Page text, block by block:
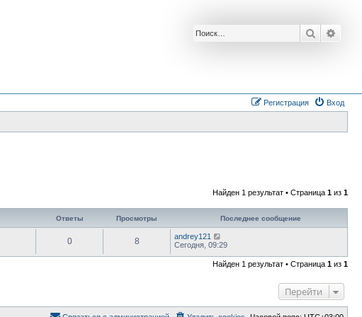
Поиск
Вход
Регистрация
Найден 1 результат • Страница 1 из 1
Ответы Просмотры Последнее сообщение
0 8
andrey121
Сегодня, 09:29
Найден 1 результат • Страница 1 из 1
Перейти